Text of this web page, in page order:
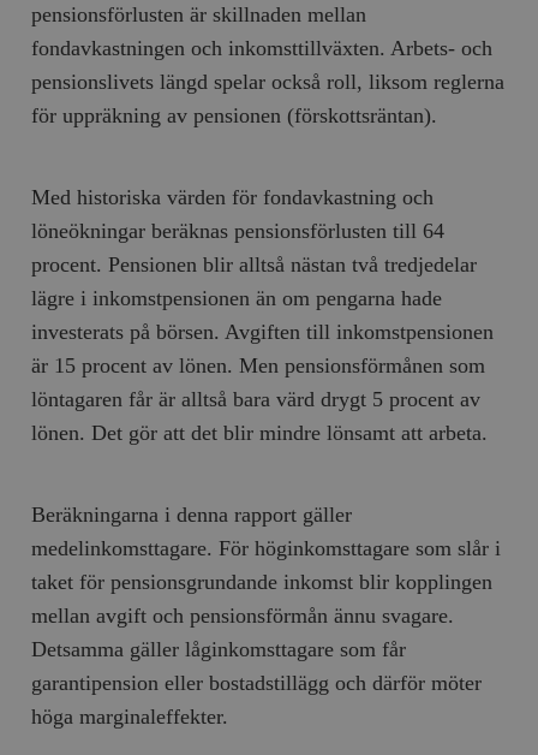
pensionsförlusten är skillnaden mellan
fondavkastningen och inkomsttillväxten. Arbets- och
pensionslivets längd spelar också roll, liksom reglerna
för uppräkning av pensionen (förskottsräntan).
Med historiska värden för fondavkastning och
löneökningar beräknas pensionsförlusten till 64
procent. Pensionen blir alltså nästan två tredjedelar
lägre i inkomstpensionen än om pengarna hade
investerats på börsen. Avgiften till inkomstpensionen
är 15 procent av lönen. Men pensionsförmånen som
löntagaren får är alltså bara värd drygt 5 procent av
lönen. Det gör att det blir mindre lönsamt att arbeta.
Beräkningarna i denna rapport gäller
medelinkomsttagare. För höginkomsttagare som slår i
taket för pensionsgrundande inkomst blir kopplingen
mellan avgift och pensionsförmån ännu svagare.
Detsamma gäller låginkomsttagare som får
garantipension eller bostadstillägg och därför möter
höga marginaleffekter.